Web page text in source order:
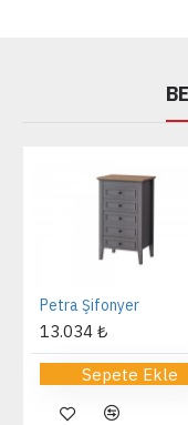
Petra Şifonyer
13.034 ₺
Sepete Ekle